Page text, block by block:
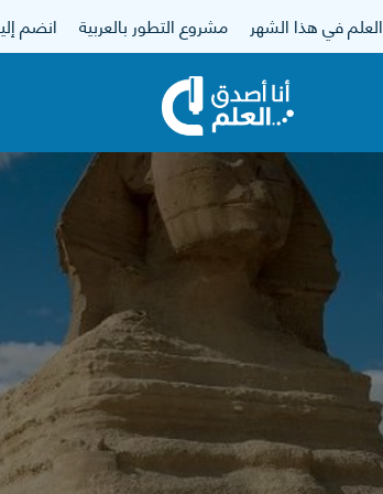
العلم في هذا الشهر مشروع التطور بالعربية انضم